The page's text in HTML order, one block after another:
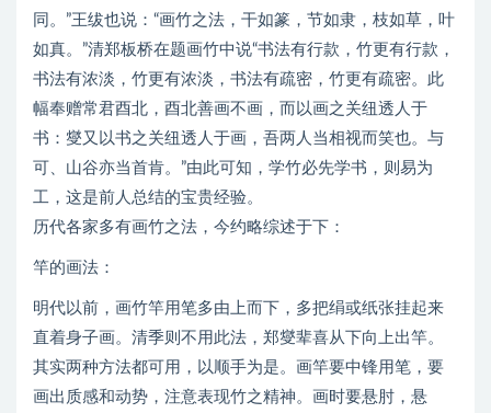
同。”王绂也说：“画竹之法，干如篆，节如隶，枝如草，叶
如真。”清郑板桥在题画竹中说“书法有行款，竹更有行款，
书法有浓淡，竹更有浓淡，书法有疏密，竹更有疏密。此
幅奉赠常君酉北，酉北善画不画，而以画之关纽透人于
书：燮又以书之关纽透人于画，吾两人当相视而笑也。与
可、山谷亦当首肯。”由此可知，学竹必先学书，则易为
工，这是前人总结的宝贵经验。
历代各家多有画竹之法，今约略综述于下：
竿的画法：
明代以前，画竹竿用笔多由上而下，多把绢或纸张挂起来
直着身子画。清季则不用此法，郑燮辈喜从下向上出竿。
其实两种方法都可用，以顺手为是。画竿要中锋用笔，要
画出质感和动势，注意表现竹之精神。画时要悬肘，悬